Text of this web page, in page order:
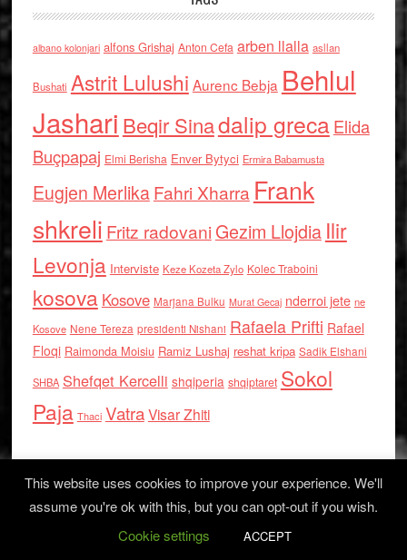
albano kolonjari alfons Grishaj Anton Cefa arben llalla asllan
Bushati Astrit Lulushi Aurenc Bebja Behlul
Jashari Beqir Sinadalip grecaElida
Buçpapaj Elmi Berisha Enver Bytyci Ermira Babamusta
Eugjen MerlikaFahri Xharra Frank
shkreli Fritz radovaniGezim Llojdia Ilir
Levonja Interviste Keze Kozeta Zylo Kolec Traboini
kosova Kosove Marjana Bulku Murat Gecaj nderroi jete ne
Kosove Nene Tereza presidenti Nishani Rafaela Prifti Rafael
Floqi Raimonda Moisiu Ramiz Lushaj reshat kripa Sadik Elshani
SHBA Shefqet Kercelli shqiperia shqiptaret Sokol
Paja Thaci VatraVisar Zhiti
Log in
This website uses cookies to improve your experience. We'll
assume you're ok with this, but you can opt-out if you wish.
Cookie settings
ACCEPT